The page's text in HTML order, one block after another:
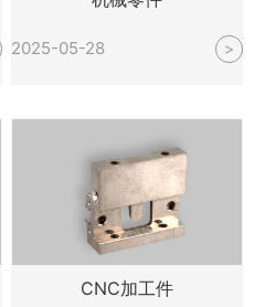
2025-05-28 >
CNC加工件